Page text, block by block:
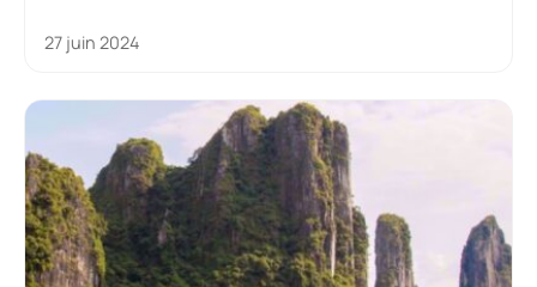
27 juin 2024